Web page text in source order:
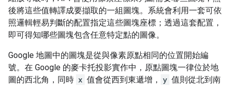
後將這些值轉譯成要擷取的一組圖塊。系統會利用一套可依
照邏輯輕易判斷的配置指定這些圖塊座標；透過這套配置，
即可得知哪些圖塊包含任意特定點的圖像。
Google 地圖中的圖塊是從與像素原點相同的位置開始編
號。在 Google 的麥卡托投影實作中，原點圖塊一律位於地
圖的西北角，同時 x 值會從西到東遞增， y 值則從北到南